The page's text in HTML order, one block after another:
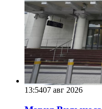
13:5407 авг 2026